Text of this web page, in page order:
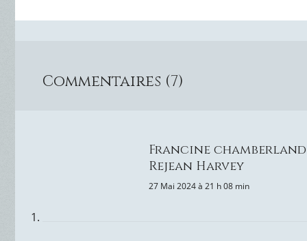
Commentaires (7)
Francine
Rejean Harvey
27 Mai 2024 à 21 h 08 min